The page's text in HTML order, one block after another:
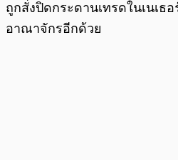
ถูกสั่งปิดกระดานเทรดในเนเธ
อาณาจักรอีกด้วย